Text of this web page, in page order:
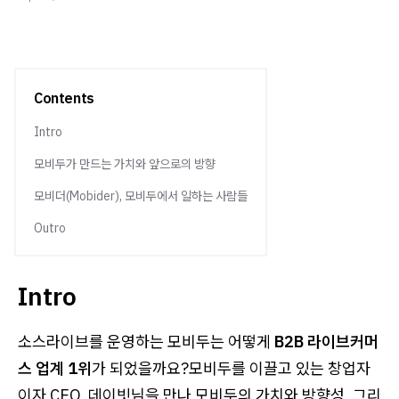
Contents
Intro
모비두가 만드는 가치와 앞으로의 방향
모비더(Mobider), 모비두에서 일하는 사람들
Outro
Intro
소스라이브를 운영하는 모비두는 어떻게 B2B 라이브커머
스 업계 1위가 되었을까요?모비두를 이끌고 있는 창업자